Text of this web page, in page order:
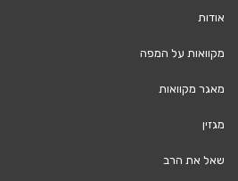
אודות
מקוואות על המפה
מאגר מקוואות
מגזין
שאל את הרב